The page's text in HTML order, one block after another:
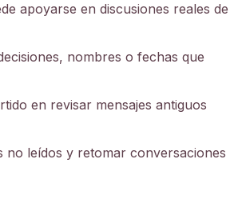
apoyarse en discusiones reales de
nombres o fechas que
en revisar mensajes antiguos
no leídos y retomar conversaciones